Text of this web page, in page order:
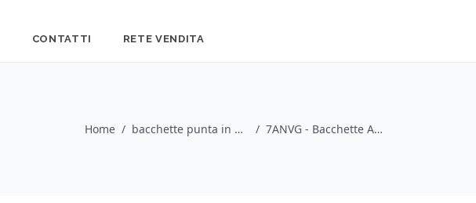
CONTATTI RETE VENDITA
Home / bacchette punta in nylon / VIC FIRTH / 7ANVG - Bacchette American Classic con punta in nylon e Vic Grip